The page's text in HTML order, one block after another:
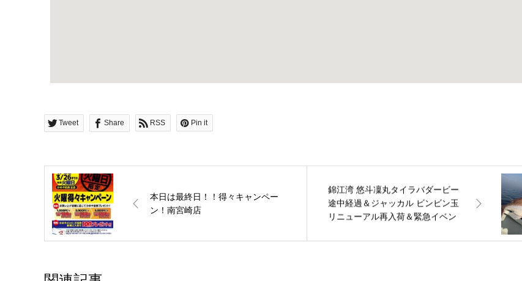
Tweet Share RSS Pin it
本日は最終日！！得々キャンペー
ン！南宮崎店
錦江湾 悠斗凜丸タイラバダービー
途中経過＆ジャッカル ビンビン玉
リニューアル再入荷＆緊急イベン